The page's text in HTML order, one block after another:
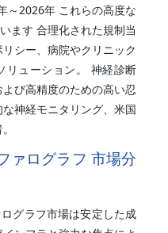
～2026年 これらの高度な
ます 合理化された規制当
シー、病院やクリニック
リューション。 神経診断
び高精度のための高い忍
神経モニタリング、米国
ァログラフ 市場分
グラフ市場は安定した成